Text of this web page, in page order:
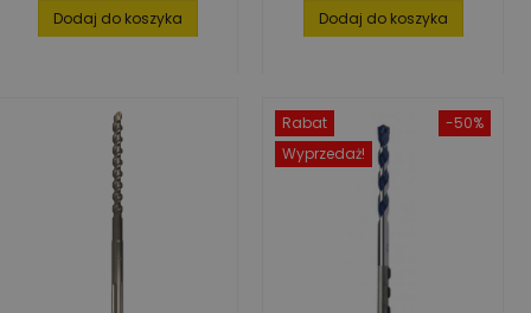
Dodaj do koszyka Dodaj do koszyka
-50%
Rabat
Wyprzedaż!